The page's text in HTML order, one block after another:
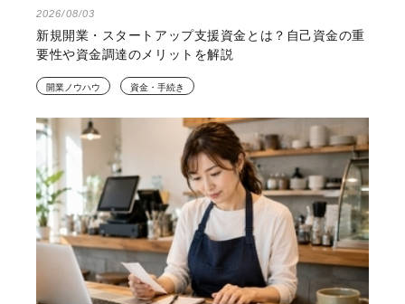
2026/08/03
新規開業・スタートアップ支援資金とは？自己資金の重
要性や資金調達のメリットを解説
開業ノウハウ 資金・手続き